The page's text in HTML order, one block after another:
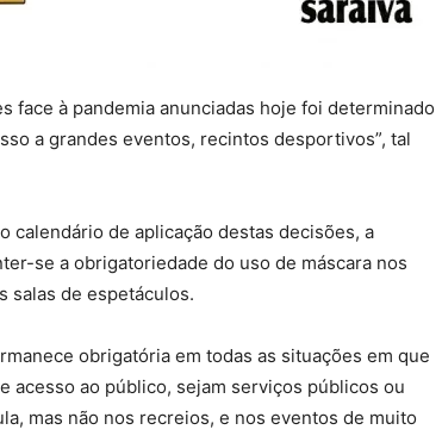
face à pandemia anunciadas hoje foi determinado
a grandes eventos, recintos desportivos”, tal
calendário de aplicação destas decisões, a
se a obrigatoriedade do uso de máscara nos
salas de espetáculos.
obrigatória em todas as situações em que
acesso ao público, sejam serviços públicos ou
mas não nos recreios, e nos eventos de muito